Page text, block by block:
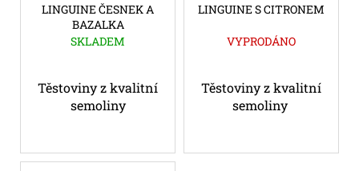
LINGUINE ČESNEK A
BAZALKA
SKLADEM
Těstoviny z kvalitní
semoliny
LINGUINE S CITRONEM
VYPRODÁNO
Těstoviny z kvalitní
semoliny